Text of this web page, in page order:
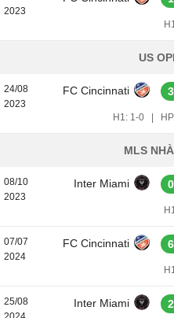
2023
US
24/08
2023
FC Cincinnati
H1: 1-0
MLS
08/10
2023
Inter Miami
07/07
2024
FC Cincinnati
25/08
Inter Miami